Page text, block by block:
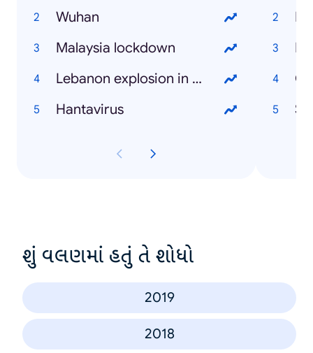
Wuhan
Malaysia lockdown
Lebanon explosion in Beirut
Hantavirus
શું વલણમાં હતું તે શોધો
2019
2018